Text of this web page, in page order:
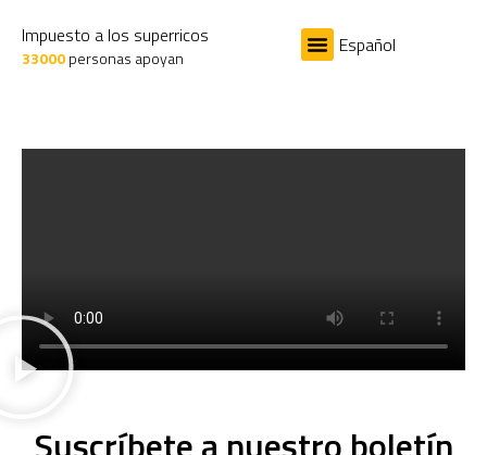
Impuesto a los superricos
33000personas apoyan
Español